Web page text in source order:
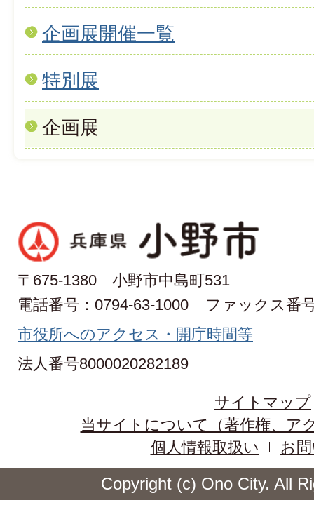
企画展開催一覧
特別展
企画展
〒675-1380 小野市中島町531
電話番号：0794-63-1000
ファックス番
市役所へのアクセス・開庁時間等
法人番号8000020282189
サイトマップ
当サイトについて（著作権、ア
個人情報取扱い
お
Copyright (c) Ono City. All